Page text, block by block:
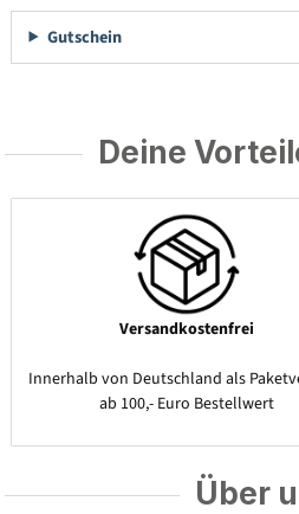
Gutschein
Deine
Versandkostenfrei
Innerhalb von Deutschland als
ab 100,- Euro Bestellwert
Über